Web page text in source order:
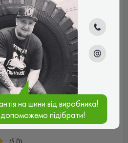
шин. Їх вже не можна
які йшли в первичній
Ніякого додаткового шуму
шини мають гарний баланс
Та непогано тримають
на поворотах у дощову
з дорожним полотном, тихі
на шини від виробника!
підібрати!